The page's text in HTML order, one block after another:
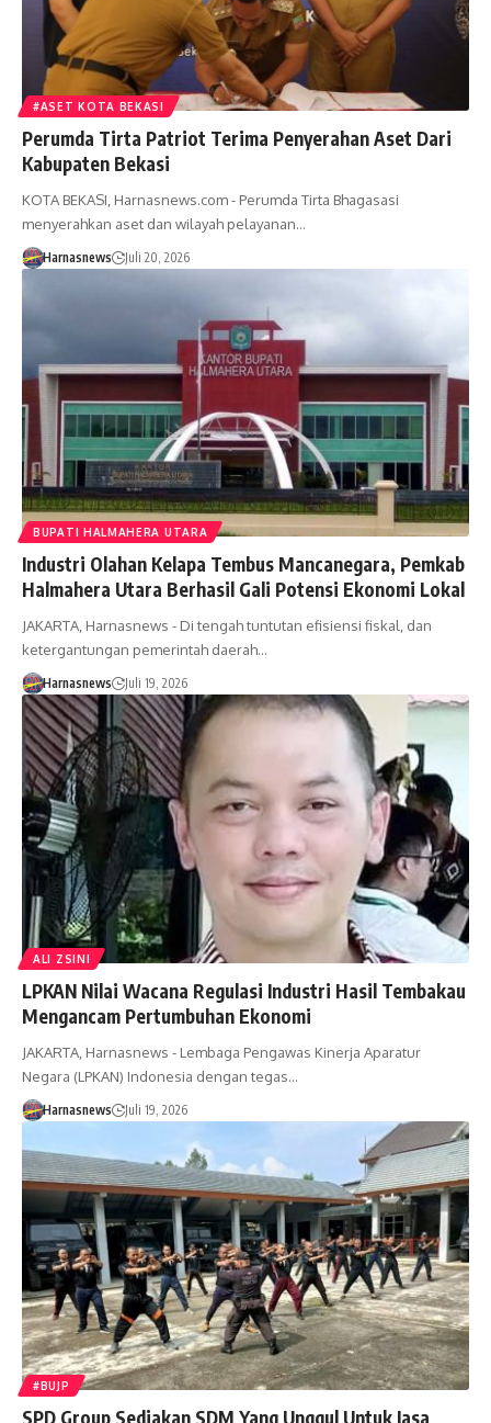
#ASET KOTA BEKASI
Perumda Tirta Patriot Terima Penyerahan Aset Dari
Kabupaten Bekasi
KOTA BEKASI, Harnasnews.com - Perumda Tirta Bhagasasi
menyerahkan aset dan wilayah pelayanan…
Harnasnews Juli 20, 2026
BUPATI HALMAHERA UTARA
Industri Olahan Kelapa Tembus Mancanegara, Pemkab
Halmahera Utara Berhasil Gali Potensi Ekonomi Lokal
JAKARTA, Harnasnews - Di tengah tuntutan efisiensi fiskal, dan
ketergantungan pemerintah daerah…
Harnasnews Juli 19, 2026
ALI ZSINI
LPKAN Nilai Wacana Regulasi Industri Hasil Tembakau
Mengancam Pertumbuhan Ekonomi
JAKARTA, Harnasnews - Lembaga Pengawas Kinerja Aparatur
Negara (LPKAN) Indonesia dengan tegas…
Harnasnews Juli 19, 2026
#BUJP
SPD Group Sediakan SDM Yang Unggul Untuk Jasa